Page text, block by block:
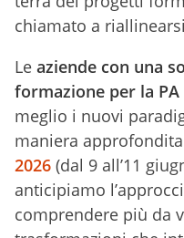
chiamato a
Le aziende con una
formazione per la PA
meglio i nuovi
maniera
2026 (dal 9 all’11
anticipiamo
comprendere più da